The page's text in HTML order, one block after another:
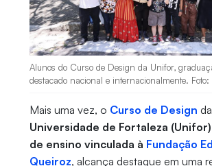
Alunos do Curso de Design da Unifor,
destacado nacional e internacionalmente. Foto:
Mais uma vez, o Curso de Design da
Universidade de Fortaleza
de ensino vinculada à Fundação
Queiroz, alcança destaque em uma